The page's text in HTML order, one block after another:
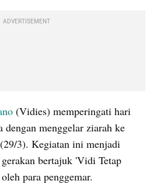
ADVERTISEMENT
(Vidies) memperingati hari
dengan menggelar ziarah ke
3). Kegiatan ini menjadi
bertajuk 'Vidi Tetap
para penggemar.